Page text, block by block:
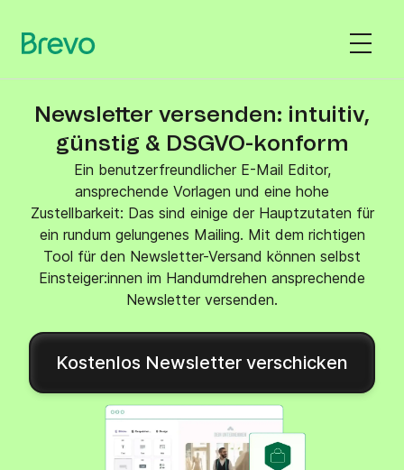
Newsletter versenden: intuitiv,
günstig & DSGVO-konform
Ein benutzerfreundlicher E-Mail Editor,
ansprechende Vorlagen und eine hohe
Zustellbarkeit: Das sind einige der Hauptzutaten für
ein rundum gelungenes Mailing. Mit dem richtigen
Tool für den Newsletter-Versand können selbst
Einsteiger:innen im Handumdrehen ansprechende
Newsletter versenden.
Kostenlos Newsletter verschicken